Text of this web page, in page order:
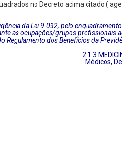
no Decreto acima citado (
da Lei 9.032, pelo
as ocupações/grupos
Regulamento dos Benefícios da
2.1.3
Médicos,